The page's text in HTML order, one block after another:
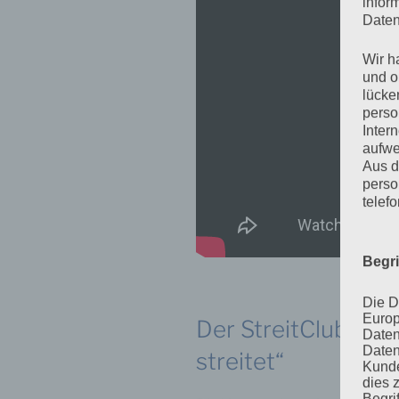
Der StreitClub –
streitet“
Wir
und
Aus
Die
dies